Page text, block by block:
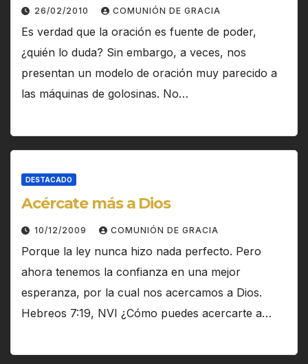
26/02/2010 COMUNIÓN DE GRACIA
Es verdad que la oración es fuente de poder,
¿quién lo duda? Sin embargo, a veces, nos
presentan un modelo de oración muy parecido a
las máquinas de golosinas. No…
DESTACADO
Acércate más a Dios
10/12/2009 COMUNIÓN DE GRACIA
Porque la ley nunca hizo nada perfecto. Pero
ahora tenemos la confianza en una mejor
esperanza, por la cual nos acercamos a Dios.
Hebreos 7:19, NVI ¿Cómo puedes acercarte a…